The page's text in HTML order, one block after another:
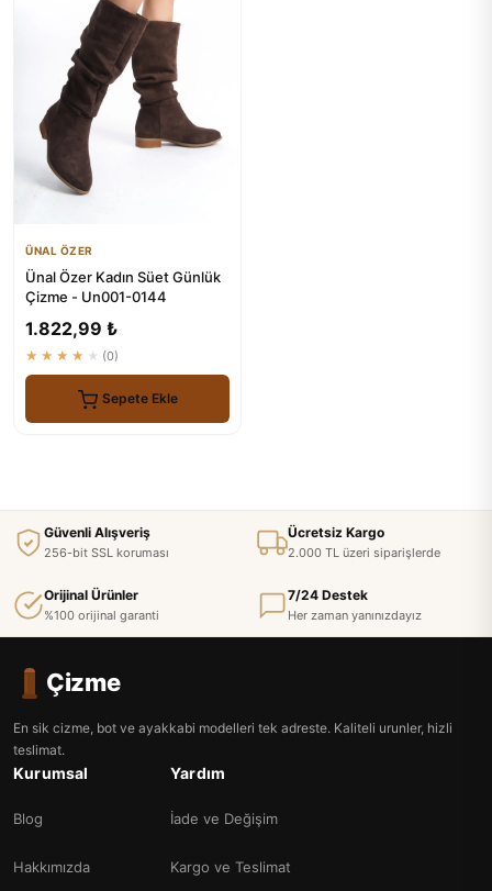
ÜNAL ÖZER
Ünal Özer Kadın Süet Günlük
Çizme - Un001-0144
1.822,99 ₺
★★★★★ (0)
Sepete Ekle
Güvenli Alışveriş
256-bit SSL koruması
Ücretsiz Kargo
2.000 TL üzeri siparişlerde
Orijinal Ürünler
%100 orijinal garanti
7/24 Destek
Her zaman yanınızdayız
Çizme
En sik cizme, bot ve ayakkabi modelleri tek adreste. Kaliteli urunler, hizli
teslimat.
Kurumsal
Blog
Hakkımızda
Yardım
İade ve Değişim
Kargo ve Teslimat